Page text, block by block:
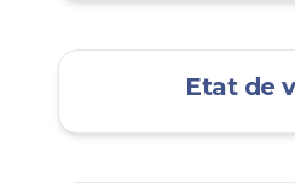
Etat de